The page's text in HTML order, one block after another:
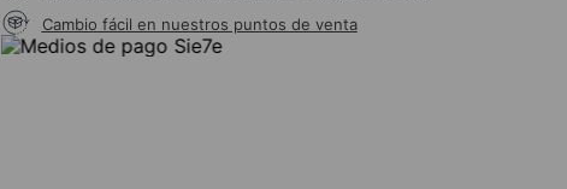
Cambio fácil en nuestros puntos de venta